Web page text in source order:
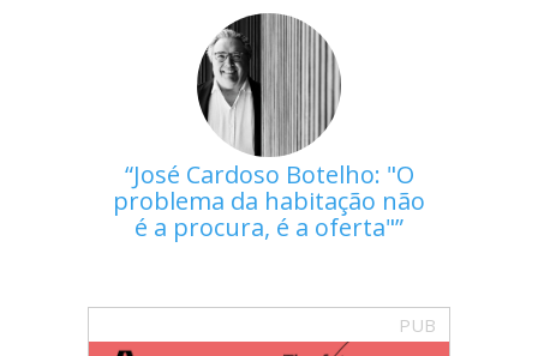
José Cardoso Botelho: "O
problema da habitação não
é a procura, é a oferta"
PUB